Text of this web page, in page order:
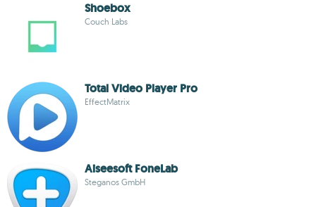
Shoebox
Couch Labs
Total Video Player Pro
EffectMatrix
Aiseesoft FoneLab
Steganos GmbH